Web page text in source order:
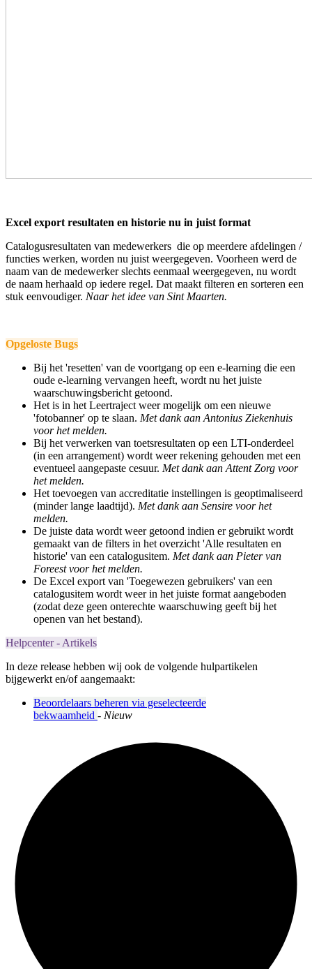
Excel export resultaten en historie nu in juist format
Catalogusresultaten van medewerkers die op meerdere afdelingen /
functies werken, worden nu juist weergegeven. Voorheen werd de
naam van de medewerker slechts eenmaal weergegeven, nu wordt
de naam herhaald op iedere regel. Dat maakt filteren en sorteren een
stuk eenvoudiger. Naar het idee van Sint Maarten.
Opgeloste Bugs
Bij het 'resetten' van de voortgang op een e-learning die een
oude e-learning vervangen heeft, wordt nu het juiste
waarschuwingsbericht getoond.
Het is in het Leertraject weer mogelijk om een nieuwe
'fotobanner' op te slaan. Met dank aan Antonius Ziekenhuis
voor het melden.
Bij het verwerken van toetsresultaten op een LTI-onderdeel
(in een arrangement) wordt weer rekening gehouden met een
eventueel aangepaste cesuur. Met dank aan Attent Zorg voor
het melden.
Het toevoegen van accreditatie instellingen is geoptimaliseerd
(minder lange laadtijd). Met dank aan Sensire voor het
melden.
De juiste data wordt weer getoond indien er gebruikt wordt
gemaakt van de filters in het overzicht 'Alle resultaten en
historie' van een catalogusitem. Met dank aan Pieter van
Foreest voor het melden.
De Excel export van 'Toegewezen gebruikers' van een
catalogusitem wordt weer in het juiste format aangeboden
(zodat deze geen onterechte waarschuwing geeft bij het
openen van het bestand).
Helpcenter - Artikels
In deze release hebben wij ook de volgende hulpartikelen
bijgewerkt en/of aangemaakt:
Beoordelaars beheren via geselecteerde
bekwaamheid - Nieuw